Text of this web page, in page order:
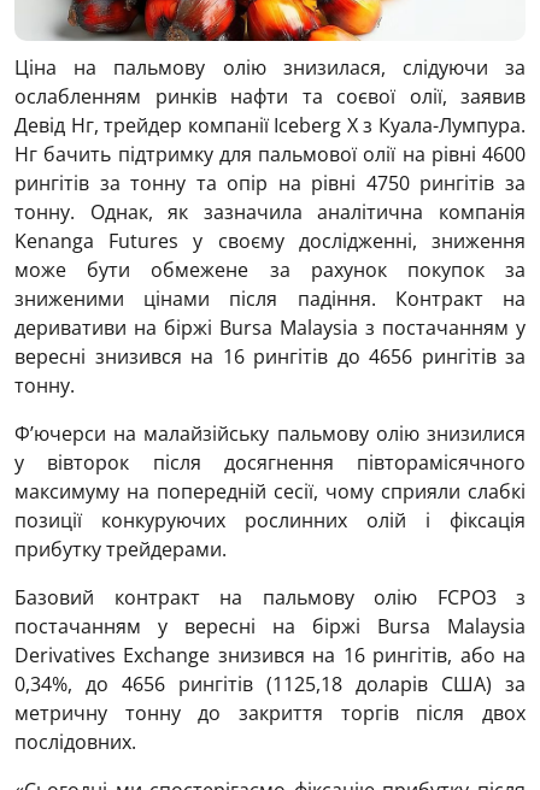
Ціна на пальмову олію знизилася, слідуючи за
ослабленням ринків нафти та соєвої олії, заявив
Девід Нг, трейдер компанії Iceberg X з Куала-Лумпура.
Нг бачить підтримку для пальмової олії на рівні 4600
рингітів за тонну та опір на рівні 4750 рингітів за
тонну. Однак, як зазначила аналітична компанія
Kenanga Futures у своєму дослідженні, зниження
може бути обмежене за рахунок покупок за
зниженими цінами після падіння. Контракт на
деривативи на біржі Bursa Malaysia з постачанням у
вересні знизився на 16 рингітів до 4656 рингітів за
тонну.
Ф’ючерси на малайзійську пальмову олію знизилися
у вівторок після досягнення півторамісячного
максимуму на попередній сесії, чому сприяли слабкі
позиції конкуруючих рослинних олій і фіксація
прибутку трейдерами.
Базовий контракт на пальмову олію FCPO3 з
постачанням у вересні на біржі Bursa Malaysia
Derivatives Exchange знизився на 16 рингітів, або на
0,34%, до 4656 рингітів (1125,18 доларів США) за
метричну тонну до закриття торгів після двох
послідовних.